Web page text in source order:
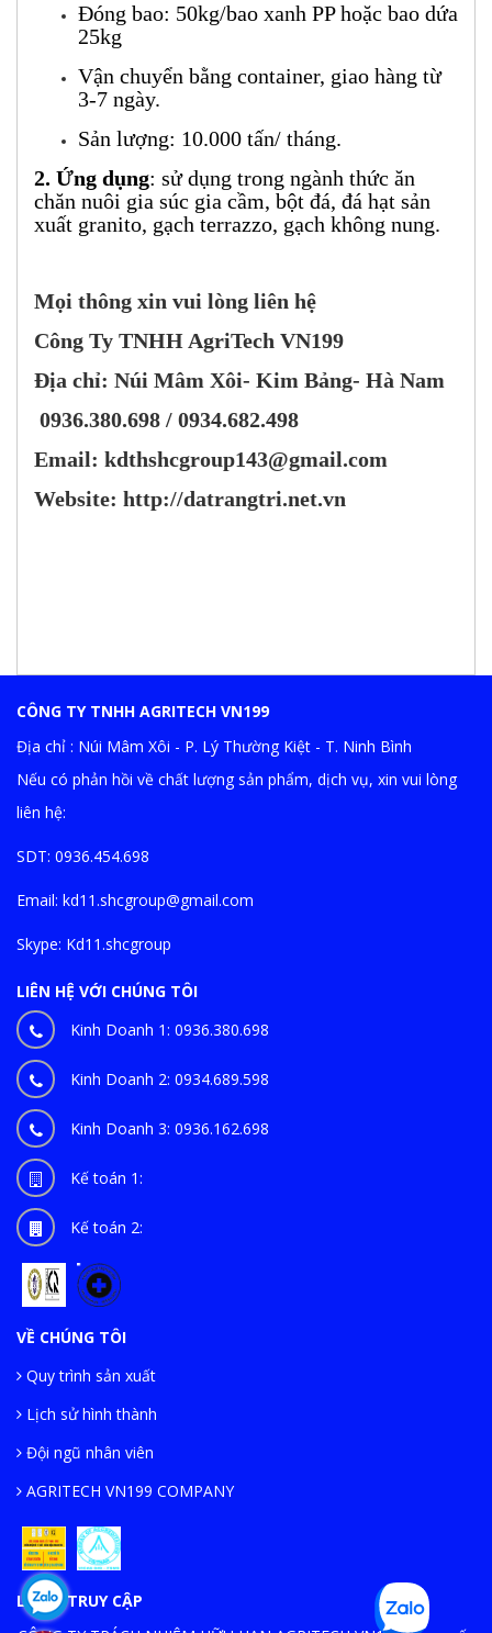
Đóng bao: 50kg/bao xanh PP hoặc bao dứa
25kg
Vận chuyển bằng container, giao hàng từ
3-7 ngày.
Sản lượng: 10.000 tấn/ tháng.
2. Ứng dụng: sử dụng trong ngành thức ăn
chăn nuôi gia súc gia cầm, bột đá, đá hạt sản
xuất granito, gạch terrazzo, gạch không nung.
Mọi thông xin vui lòng liên hệ
Công Ty TNHH AgriTech VN199
Địa chỉ: Núi Mâm Xôi- Kim Bảng- Hà Nam
0936.380.698 / 0934.682.498
Email: kdthshcgroup143@gmail.com
Website: http://datrangtri.net.vn
CÔNG TY TNHH AGRITECH VN199
Địa chỉ : Núi Mâm Xôi - P. Lý Thường Kiệt - T. Ninh Bình
Nếu có phản hồi về chất lượng sản phẩm, dịch vụ, xin vui lòng
liên hệ:
SDT: 0936.454.698
Email: kd11.shcgroup@gmail.com
Skype: Kd11.shcgroup
LIÊN HỆ VỚI CHÚNG TÔI
Kinh Doanh 1: 0936.380.698
Kinh Doanh 2: 0934.689.598
Kinh Doanh 3: 0936.162.698
Kế toán 1:
Kế toán 2:
VỀ CHÚNG TÔI
Quy trình sản xuất
Lịch sử hình thành
Đội ngũ nhân viên
AGRITECH VN199 COMPANY
LƯỢT TRUY CẬP